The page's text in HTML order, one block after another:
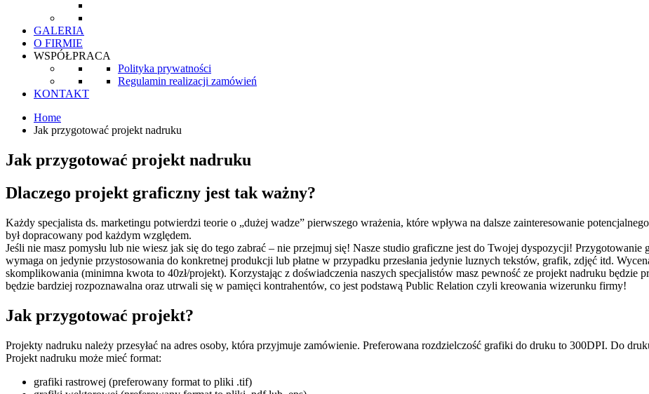
GALERIA
O FIRMIE
WSPÓŁPRACA
Polityka prywatności
Regulamin realizacji zamówień
KONTAKT
Home
Jak przygotować projekt nadruku
Jak przygotować projekt nadruku
Dlaczego projekt graficzny jest tak ważny?
Każdy specjalista ds. marketingu potwierdzi teorie o „dużej wadze” pierwszego wrażenia, które wpływa na dalsze zainteresowanie
był dopracowany pod każdym względem.
Jeśli nie masz pomysłu lub nie wiesz jak się do tego zabrać – nie przejmuj się! Nasze studio graficzne jest do Twojej dyspozycji! Przygotowanie
wymaga on jedynie przystosowania do konkretnej produkcji lub płatne w przypadku przesłania jedynie luznych tekstów, grafik, zdjęć itd.
skomplikowania (minimna kwota to 40zł/projekt). Korzystając z doświadczenia naszych specjalistów masz pewność ze projekt nadruku będzie
będzie bardziej rozpoznawalna oraz utrwali się w pamięci kontrahentów, co jest podstawą Public Relation czyli kreowania wizerunku firmy!
Jak przygotować projekt?
Projekty nadruku należy przesyłać na adres osoby, która przyjmuje zamówienie. Preferowana rozdzielczość grafiki do druku to 300DPI. Do
Projekt nadruku może mieć format:
grafiki rastrowej (preferowany format to pliki .tif)